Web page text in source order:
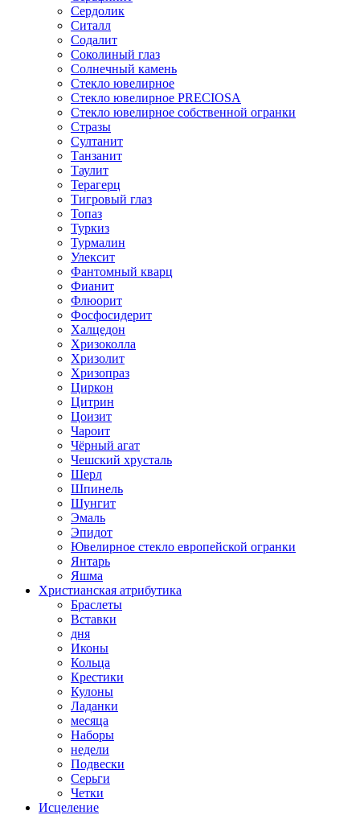
Сердолик
Ситалл
Содалит
Соколиный глаз
Солнечный камень
Стекло ювелирное
Стекло ювелирное PRECIOSA
Стекло ювелирное собственной огранки
Стразы
Султанит
Танзанит
Таулит
Терагерц
Тигровый глаз
Топаз
Туркиз
Турмалин
Улексит
Фантомный кварц
Фианит
Флюорит
Фосфосидерит
Халцедон
Хризоколла
Хризолит
Хризопраз
Циркон
Цитрин
Цоизит
Чароит
Чёрный агат
Чешский хрусталь
Шерл
Шпинель
Шунгит
Эмаль
Эпидот
Ювелирное стекло европейской огранки
Янтарь
Яшма
Христианская атрибутика
Браслеты
Вставки
дня
Иконы
Кольца
Крестики
Кулоны
Ладанки
месяца
Наборы
недели
Подвески
Серьги
Четки
Исцеление